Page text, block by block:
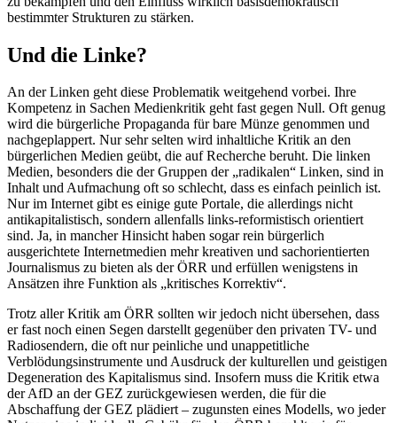
bestimmter Strukturen zu stärken.
Und die Linke?
An der Linken geht diese Problematik weitgehend vorbei. Ihre
Kompetenz in Sachen Medienkritik geht fast gegen Null. Oft genug
wird die bürgerliche Propaganda für bare Münze genommen und
nachgeplappert. Nur sehr selten wird inhaltliche Kritik an den
bürgerlichen Medien geübt, die auf Recherche beruht. Die linken
Medien, besonders die der Gruppen der „radikalen“ Linken, sind in
Inhalt und Aufmachung oft so schlecht, dass es einfach peinlich ist.
Nur im Internet gibt es einige gute Portale, die allerdings nicht
antikapitalistisch, sondern allenfalls links-reformistisch orientiert
sind. Ja, in mancher Hinsicht haben sogar rein bürgerlich
ausgerichtete Internetmedien mehr kreativen und sachorientierten
Journalismus zu bieten als der ÖRR und erfüllen wenigstens in
Ansätzen ihre Funktion als „kritisches Korrektiv“.
Trotz aller Kritik am ÖRR sollten wir jedoch nicht übersehen, dass
er fast noch einen Segen darstellt gegenüber den privaten TV- und
Radiosendern, die oft nur peinliche und unappetitliche
Verblödungsinstrumente und Ausdruck der kulturellen und geistigen
Degeneration des Kapitalismus sind. Insofern muss die Kritik etwa
der AfD an der GEZ zurückgewiesen werden, die für die
Abschaffung der GEZ plädiert – zugunsten eines Modells, wo jeder